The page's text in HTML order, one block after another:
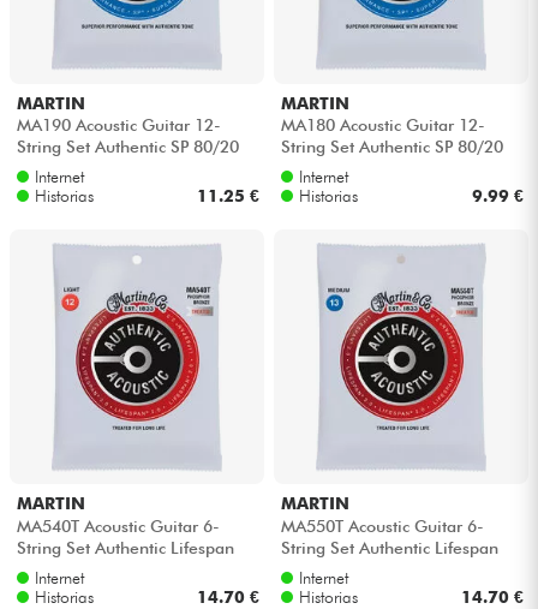
MARTIN
MA190 Acoustic Guitar 12-
String Set Authentic SP 80/20
Bronze 6-String Set Authentic
SP...
Internet
Historias
11.25 €
MARTIN
MA180 Acoustic Guitar 12-
String Set Authentic SP 80/20
Bronze 10-47 - Juego de 12
cuerdas
Internet
Historias
9.99 €
MARTIN
MA540T Acoustic Guitar 6-
String Set Authentic Lifespan
2.0 92/8 Phosphor Bronze 12-
54 -...
Internet
Historias
14.70 €
MARTIN
MA550T Acoustic Guitar 6-
String Set Authentic Lifespan
2.0 92/8 Phosphor Bronze 13-
56 -...
Internet
Historias
14.70 €